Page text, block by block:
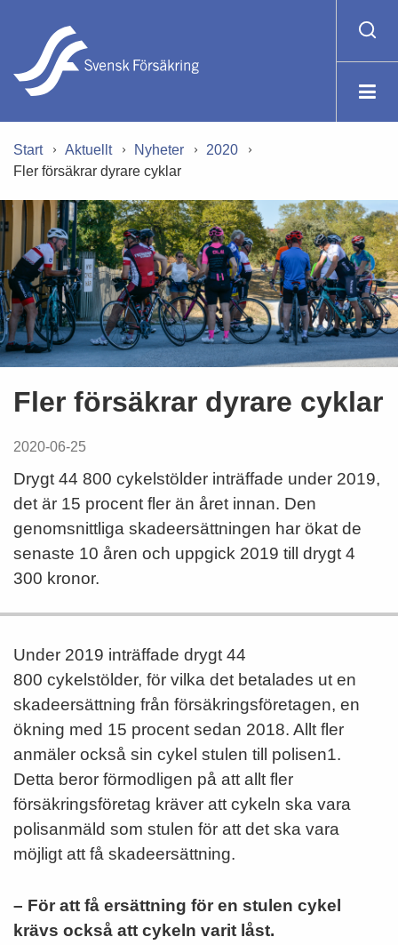
Start Aktuellt Nyheter
2020
Fler försäkrar dyrare cyklar
Fler försäkrar dyrare cyklar
2020-06-25
Drygt 44 800 cykelstölder inträffade under 2019,
det är 15 procent fler än året innan. Den
genomsnittliga skadeersättningen har ökat de
senaste 10 åren och uppgick 2019 till drygt 4
300 kronor.
Under 2019 inträffade drygt 44
800 cykelstölder, för vilka det betalades ut en
skadeersättning från försäkringsföretagen, en
ökning med 15 procent sedan 2018. Allt fler
anmäler också sin cykel stulen till polisen1.
Detta beror förmodligen på att allt fler
försäkringsföretag kräver att cykeln ska vara
polisanmäld som stulen för att det ska vara
möjligt att få skadeersättning.
– För att få ersättning för en stulen cykel
krävs också att cykeln varit låst.